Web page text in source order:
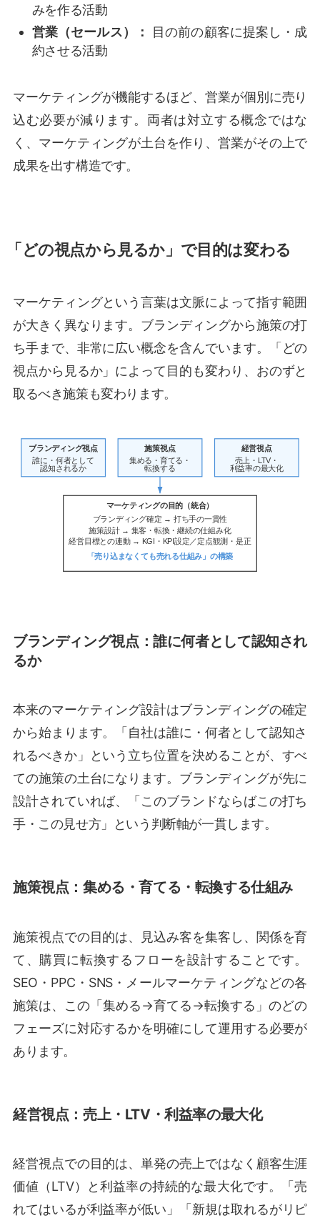
みを作る活動
営業（セールス）：
目の前の顧客に提案し・成
約させる活動
マーケティングが機能するほど、営業が個別に売り
込む必要が減ります。両者は対立する概念ではな
く、マーケティングが土台を作り、営業がその上で
成果を出す構造です。
「どの視点から見るか」で目的は変わる
マーケティングという言葉は文脈によって指す範囲
が大きく異なります。ブランディングから施策の打
ち手まで、非常に広い概念を含んでいます。「どの
視点から見るか」によって目的も変わり、おのずと
取るべき施策も変わります。
ブランディング視点
誰に・何者として
認知されるか
施策視点
集める・育てる・
転換する
経営視点
売上・LTV・
利益率の最大化
マーケティングの目的（統合）
ブランディング確定 → 打ち手の一貫性
施策設計 → 集客・転換・継続の仕組み化
経営目標との連動 → KGI・KPI設定／定点観測・是正
「売り込まなくても売れる仕組み」の構築
ブランディング視点：誰に何者として認知され
るか
本来のマーケティング設計はブランディングの確定
から始まります。「自社は誰に・何者として認知さ
れるべきか」という立ち位置を決めることが、すべ
ての施策の土台になります。ブランディングが先に
設計されていれば、「このブランドならばこの打ち
手・この見せ方」という判断軸が一貫します。
施策視点：集める・育てる・転換する仕組み
施策視点での目的は、見込み客を集客し、関係を育
て、購買に転換するフローを設計することです。
SEO・PPC・SNS・メールマーケティングなどの各
施策は、この「集める→育てる→転換する」のどの
フェーズに対応するかを明確にして運用する必要が
あります。
経営視点：売上・LTV・利益率の最大化
経営視点での目的は、単発の売上ではなく顧客生涯
価値（LTV）と利益率の持続的な最大化です。「売
れてはいるが利益率が低い」「新規は取れるがリピ